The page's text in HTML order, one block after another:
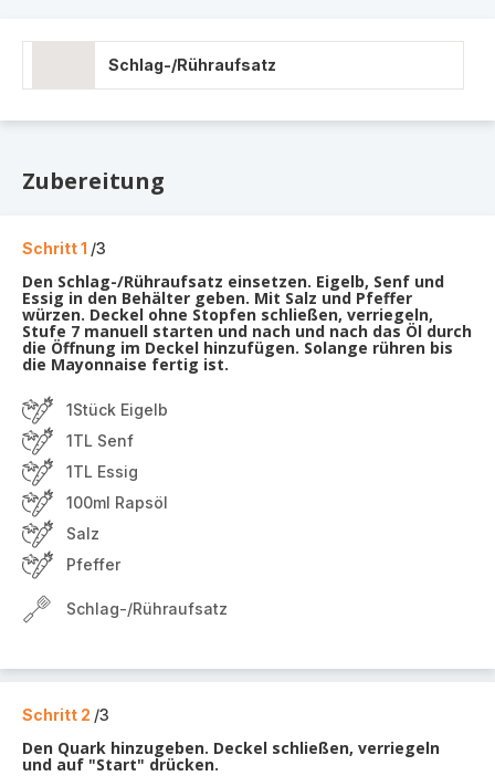
Schlag-/Rühraufsatz
Zubereitung
Schritt 1 /3
Den Schlag-/Rühraufsatz einsetzen. Eigelb, Senf und
Essig in den Behälter geben. Mit Salz und Pfeffer
würzen. Deckel ohne Stopfen schließen, verriegeln,
Stufe 7 manuell starten und nach und nach das Öl durch
die Öffnung im Deckel hinzufügen. Solange rühren bis
die Mayonnaise fertig ist.
1Stück Eigelb
1TL Senf
1TL Essig
100ml Rapsöl
Salz
Pfeffer
Schlag-/Rühraufsatz
Schritt 2 /3
Den Quark hinzugeben. Deckel schließen, verriegeln
und auf "Start" drücken.